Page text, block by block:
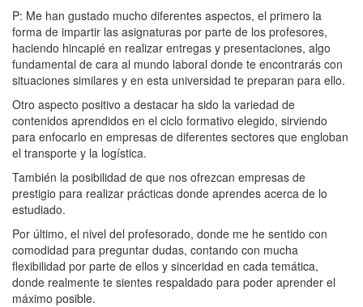
P: Me han gustado mucho diferentes aspectos, el primero la
forma de impartir las asignaturas por parte de los profesores,
haciendo hincapié en realizar entregas y presentaciones, algo
fundamental de cara al mundo laboral donde te encontrarás con
situaciones similares y en esta universidad te preparan para ello.
Otro aspecto positivo a destacar ha sido la variedad de
contenidos aprendidos en el ciclo formativo elegido, sirviendo
para enfocarlo en empresas de diferentes sectores que engloban
el transporte y la logística.
También la posibilidad de que nos ofrezcan empresas de
prestigio para realizar prácticas donde aprendes acerca de lo
estudiado.
Por último, el nivel del profesorado, donde me he sentido con
comodidad para preguntar dudas, contando con mucha
flexibilidad por parte de ellos y sinceridad en cada temática,
donde realmente te sientes respaldado para poder aprender el
máximo posible.